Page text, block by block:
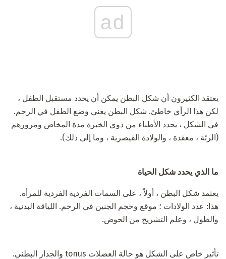
ad
يعتقد الكثيرون أن شكل البطن يمكن أن يحدد مستقبل الطفل ،
لكن هذا الرأي خاطئ. شكل البطن يعني وضع الطفل في الرحم.
في الشكل ، يحدد الأطباء من ذوي الخبرة مدة المخاض ومرورهم
(الرئة ، معقدة ، والولادة القيصرية ، وما إلى ذلك).
ما الذي يحدد شكل الحياة
يعتمد شكل البطن ، أولاً ، على السمات الفردية الفردية للمرأة.
هذا: عدد الولادات ؛ موقع وحجم الجنين في الرحم. اللياقة البدنية ،
والطول ، وعلم التشريح من الحوض.
تأثير خاص على الشكل هو حالة العضلات tonus والجدار البطني.